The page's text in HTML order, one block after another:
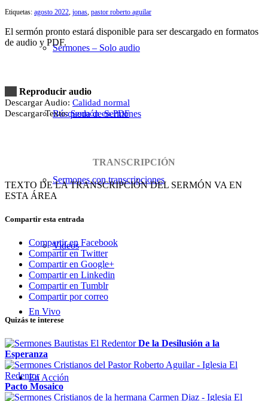
Sermones – Solo audio
Búsqueda de Sermones
Sermones con transcripciones
Videos
En Vivo
En Acción
Etiquetas: agosto 2022 jonas pastor roberto aguilar
El sermón pronto estará disponible para ser descargado en formatos
de audio y PDF.
Reproducir audio
Descargar Audio: Calidad normal
Descargar Texto:Sermón en PDF
TRANSCRIPCIÓN
TEXTO DE LA TRANSCRIPCIÓN DEL SERMÓN VA EN
ESTA ÁREA
Compartir esta entrada
Compartir en Facebook
Compartir en Twitter
Compartir en Google+
Compartir en Linkedin
Compartir en Tumblr
Compartir por correo
Quizás te interese
De la Desilusión a la
Esperanza
Pacto Mosaico